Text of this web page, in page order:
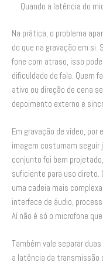
Quando a latência do
Na prática, o problema
do que na gravação em si.
fone com atraso, isso
dificuldade de fala. Quem
ativo ou direção de cena
depoimento externo e
Em gravação de vídeo, por
imagem costumam seguir
conjunto foi bem
suficiente para uso direto.
uma cadeia mais
interface de áudio,
Aí não é só o microfone
Também vale separar
a latência da transmissão